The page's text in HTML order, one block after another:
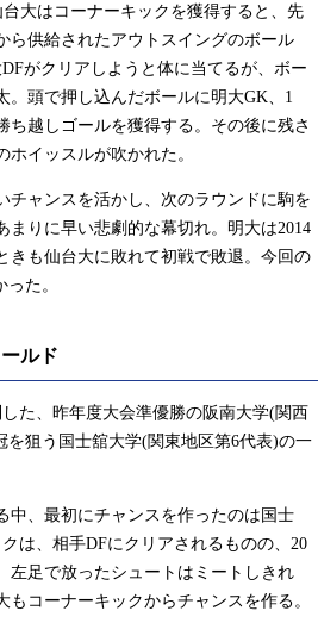
大はコーナーキックを獲得すると、先
ら供給されたアウトスイングのボール
がクリアしようと体に当てるが、ボー
。頭で押し込んだボールに明大GK、1
越しゴールを獲得する。その後に残さ
イッスルが吹かれた。
ャンスを活かし、次のラウンドに駒を
りに早い悲劇的な幕切れ。明大は2014
きも仙台大に敗れて初戦で敗退。今回の
た。
ルド
た、昨年度大会準優勝の阪南大学(関西
狙う国士舘大学(関東地区第6代表)の一
、最初にチャンスを作ったのは国士
は、相手DFにクリアされるものの、20
左足で放ったシュートはミートしきれ
コーナーキックからチャンスを作る。